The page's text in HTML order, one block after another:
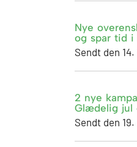
Nye
og spar tid i
Sendt den
2 nye
Glædelig jul
Sendt den